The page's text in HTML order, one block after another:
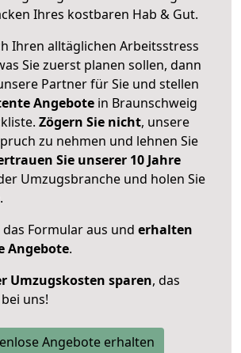
Ihres kostbaren Hab & Gut.
Ihren alltäglichen Arbeitsstress
Sie zuerst planen sollen, dann
Partner für Sie und stellen
Angebote in Braunschweig
Zögern Sie nicht, unsere
zu nehmen und lehnen Sie
Sie unserer 10 Jahre
Umzugsbranche und holen Sie
das Formular aus und erhalten
Angebote.
Umzugskosten sparen, das
uns!
Angebote erhalten